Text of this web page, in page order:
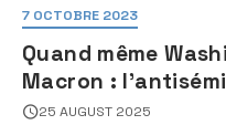
7 OCTOBRE 2023
Quand même
Macron :
faillite d’État
25 AUGUST 2025